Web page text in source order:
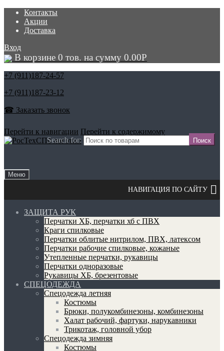
Контакты
Акции
Доставка
Вход
В корзине 0 тов. на сумму 0.00Р
+7 (911)187-24-57
+7 (911)187-23-12
☎ Заказать звонок
Search for:
Перейти к навигации Перейти к содержимому
Меню
ЗАЩИТА РУК
Перчатки ХБ, перчатки хб с ПВХ
Краги спилковые
Перчатки облитые нитрилом, ПВХ, латексом
Перчатки рабочие спилковые, кожаные
Утепленные перчатки, рукавицы
Перчатки одноразовые
Рукавицы ХБ, брезентовые
СПЕЦОДЕЖДА
Спецодежда летняя
Костюмы
Брюки, полукомбинезоны, комбинезоны
Халат рабочий, фартуки, нарукавники
Трикотаж, головной убор
Спецодежда зимняя
Костюмы